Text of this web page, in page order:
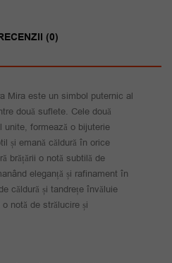
75.00 lei.
(0)
Mira este un simbol puternic al
două suflete. Cele două
unite, formează o bijuterie
și emană căldură în orice
brățării o notă subtilă de
eleganță și rafinament în
căldură și tandrețe învăluie
notă de strălucire și